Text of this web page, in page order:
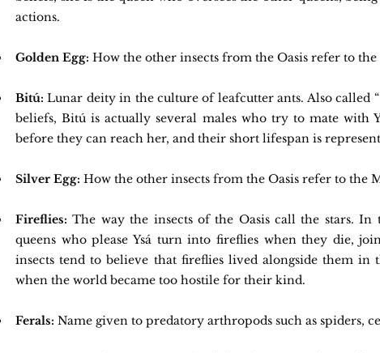
actions.
Golden Egg: How the other insects from the Oasis refer to the
Bitú: Lunar deity in the culture of leafcutter ants. Also called
beliefs, Bitú is actually several males who try to mate with
before they can reach her, and their short lifespan is
Silver Egg: How the other insects from the Oasis refer to the
Fireflies: The way the insects of the Oasis call the stars.
queens who please Ysá turn into fireflies when they die,
insects tend to believe that fireflies lived alongside them in
when the world became too hostile for their kind.
Ferals: Name given to predatory arthropods such as spiders,